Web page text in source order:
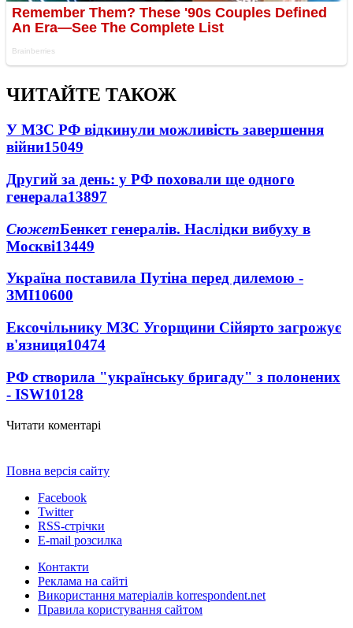
ЧИТАЙТЕ ТАКОЖ
У МЗС РФ відкинули можливість завершення
війни15049
Другий за день: у РФ поховали ще одного
генерала13897
СюжетБенкет генералів. Наслідки вибуху в
Москві13449
Україна поставила Путіна перед дилемою -
ЗМІ10600
Ексочільнику МЗС Угорщини Сійярто загрожує
в'язниця10474
РФ створила "українську бригаду" з полонених
- ISW10128
Читати коментарі
Повна версія сайту
Facebook
Twitter
RSS-стрічки
E-mail розсилка
Контакти
Реклама на сайті
Використання матеріалів korrespondent.net
Правила користування сайтом